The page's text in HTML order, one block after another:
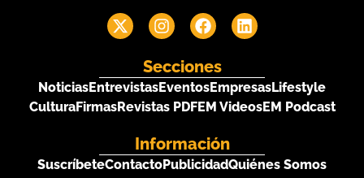
Secciones
NoticiasEntrevistasEventosEmpresasLifestyle
CulturaFirmasRevistas PDFEM VideosEM Podcast
Información
SuscríbeteContactoPublicidadQuiénes Somos